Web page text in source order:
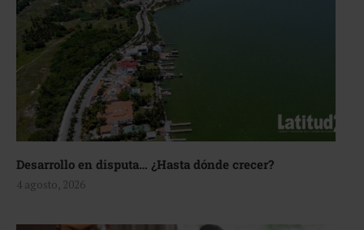
Desarrollo en disputa… ¿Hasta dónde crecer?
4 agosto, 2026